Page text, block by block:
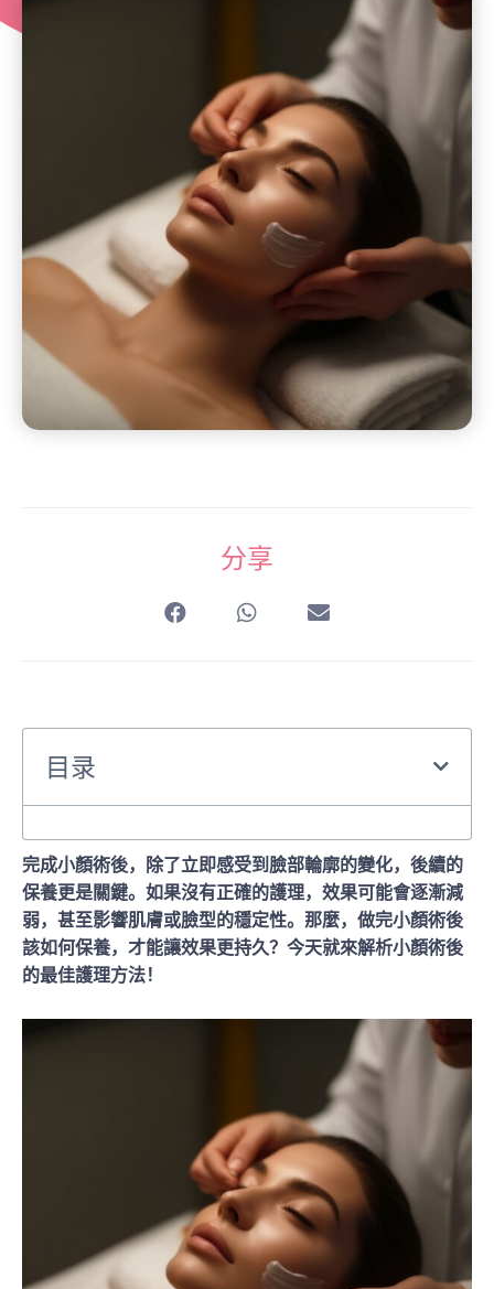
分享
目录
完成小顏術後，除了立即感受到臉部輪廓的變化，後續的
保養更是關鍵。如果沒有正確的護理，效果可能會逐漸減
弱，甚至影響肌膚或臉型的穩定性。那麼，做完小顏術後
該如何保養，才能讓效果更持久？今天就來解析小顏術後
的最佳護理方法！